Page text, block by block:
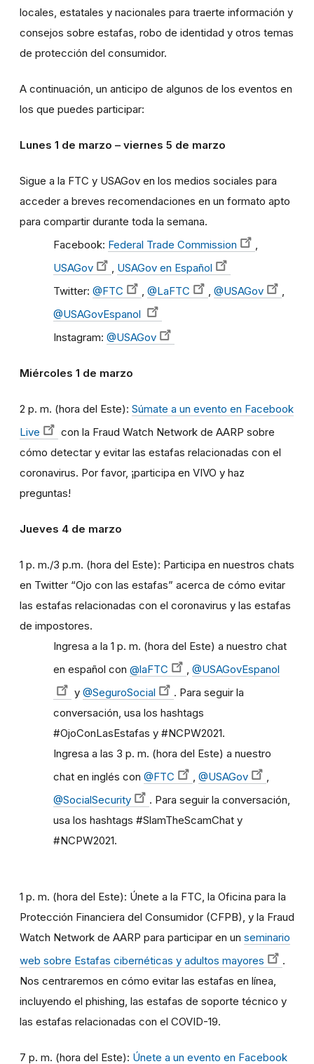
locales, estatales y nacionales para traerte información y
consejos sobre estafas, robo de identidad y otros temas
de protección del consumidor.
A continuación, un anticipo de algunos de los eventos en
los que puedes participar:
Lunes 1 de marzo – viernes 5 de marzo
Sigue a la FTC y USAGov en los medios sociales para
acceder a breves recomendaciones en un formato apto
para compartir durante toda la semana.
Facebook: Federal Trade Commission
,
USAGov
, USAGov en Español
Twitter: @FTC , @LaFTC , @USAGov
,
@USAGovEspanol
Instagram: @USAGov
Miércoles 1 de marzo
2 p. m. (hora del Este): Súmate a un evento en Facebook
Live
con la Fraud Watch Network de AARP sobre
cómo detectar y evitar las estafas relacionadas con el
coronavirus. Por favor, ¡participa en VIVO y haz
preguntas!
Jueves 4 de marzo
1 p. m./3 p.m. (hora del Este): Participa en nuestros chats
en Twitter “Ojo con las estafas” acerca de cómo evitar
las estafas relacionadas con el coronavirus y las estafas
de impostores.
Ingresa a la 1 p. m. (hora del Este) a nuestro chat
en español con @laFTC , @USAGovEspanol
y @SeguroSocial
. Para seguir la
conversación, usa los hashtags
#OjoConLasEstafas y #NCPW2021.
Ingresa a las 3 p. m. (hora del Este) a nuestro
chat en inglés con @FTC , @USAGov
,
@SocialSecurity
. Para seguir la conversación,
usa los hashtags #SlamTheScamChat y
#NCPW2021.
1 p. m. (hora del Este): Únete a la FTC, la Oficina para la
Protección Financiera del Consumidor (CFPB), y la Fraud
Watch Network de AARP para participar en un seminario
web sobre Estafas cibernéticas y adultos mayores
.
Nos centraremos en cómo evitar las estafas en línea,
incluyendo el phishing, las estafas de soporte técnico y
las estafas relacionadas con el COVID-19.
7 p. m. (hora del Este): Únete a un evento en Facebook